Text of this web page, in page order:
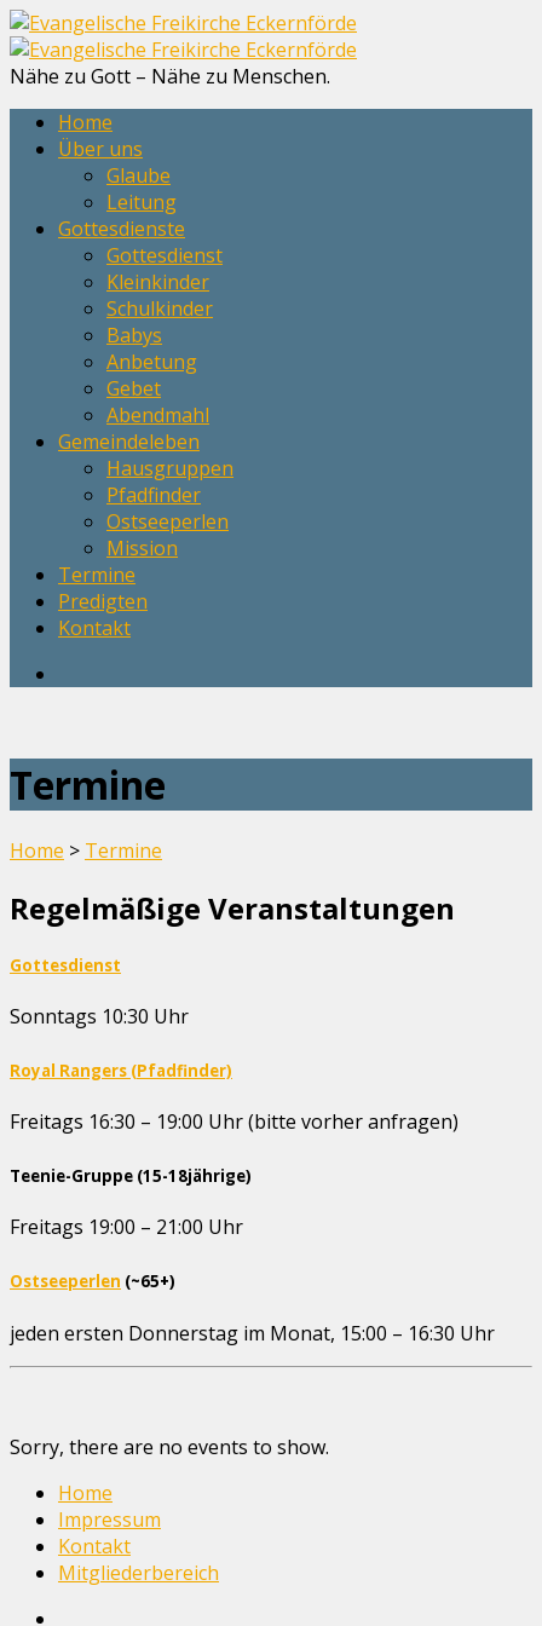
Nähe zu Gott – Nähe zu Menschen.
Home
Über uns
Glaube
Leitung
Gottesdienste
Gottesdienst
Kleinkinder
Schulkinder
Babys
Anbetung
Gebet
Abendmahl
Gemeindeleben
Hausgruppen
Pfadfinder
Ostseeperlen
Mission
Termine
Predigten
Kontakt
Termine
Home > Termine
Regelmäßige Veranstaltungen
Gottesdienst
Sonntags 10:30 Uhr
Royal Rangers (Pfadfinder)
Freitags 16:30 – 19:00 Uhr (bitte vorher anfragen)
Teenie-Gruppe (15-18jährige)
Freitags 19:00 – 21:00 Uhr
Ostseeperlen (~65+)
jeden ersten Donnerstag im Monat, 15:00 – 16:30 Uhr
Sorry, there are no events to show.
Home
Impressum
Kontakt
Mitgliederbereich